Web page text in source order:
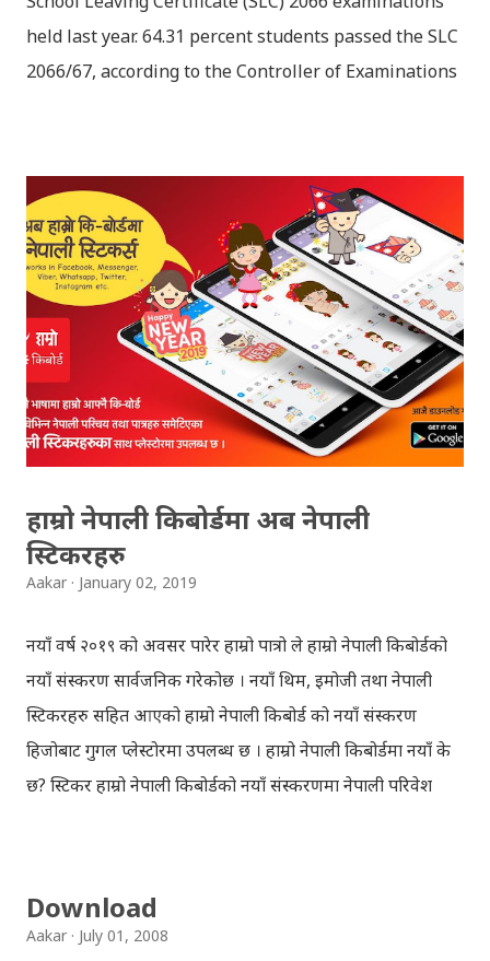
held last year. 64.31 percent students passed the SLC
2066/67, according to the Controller of Examinations
Download the file and search your ‘symbol number’.
Congratulations to all, who passed SLC this year. And
if you want to see your results with marks then, you
can follow THT (symbol no. and birth date required).
Download SLC Result 2066/2067 (2009-2010) :
REGULAR: EXEMPTED: Distinction --------------- First
division First division Second Division Second
Division Third Division Third Division Withheld
Withheld ...
हाम्रो नेपाली किबोर्डमा अब नेपाली
स्टिकरहरु
Aakar January 02, 2019
नयाँ वर्ष २०१९ को अवसर पारेर हाम्रो पात्रो ले हाम्रो नेपाली किबोर्डको
नयाँ संस्करण सार्वजनिक गरेकोछ । नयाँ थिम, इमोजी तथा नेपाली
स्टिकरहरु सहित आएको हाम्रो नेपाली किबोर्ड को नयाँ संस्करण
हिजोबाट गुगल प्लेस्टोरमा उपलब्ध छ । हाम्रो नेपाली किबोर्डमा नयाँ के
छ? स्टिकर हाम्रो नेपाली किबोर्डको नयाँ संस्करणमा नेपाली परिवेश
स्टिकरहरुले प्रयोगकर्तालाई नयाँ अनुभव दिनेछ । नेपाली पारा, हाम्रो
Download
Aakar July 01, 2008